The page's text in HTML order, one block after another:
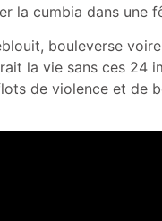
la cumbia dans une
bouleverse
la vie sans ces 24
de violence et de